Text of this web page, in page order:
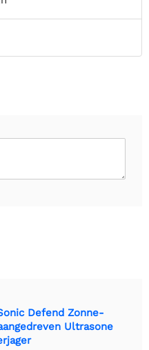
Defend Zonne-
Ultrasone